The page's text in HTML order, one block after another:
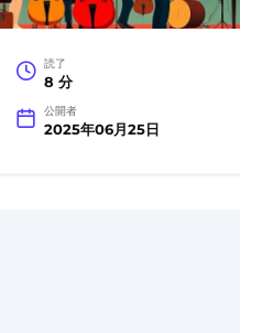
読了
8 分
公開者
2025年06月25日